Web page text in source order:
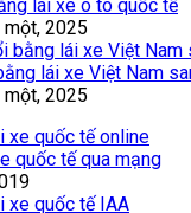
lái xe ô tô quốc tế
2025
lái xe Việt Nam
2025
quốc tế qua mạng